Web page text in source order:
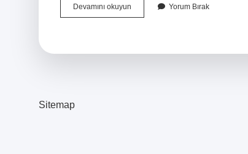
Devamını okuyun
Kelimesinin
Yorum Bırak
Sitemap